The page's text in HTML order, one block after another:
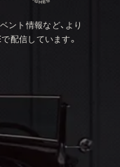
ント情報など、より
配信しています。